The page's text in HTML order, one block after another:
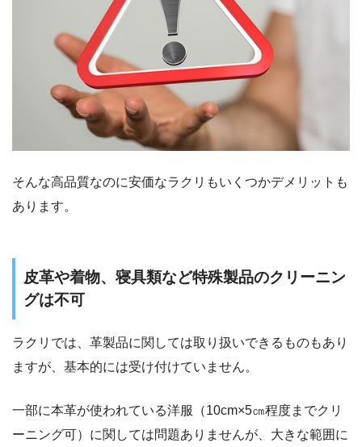
そんな高品質なのに安価なラクリもいくつかデメリットも
あります。
皮革や着物、寝具類など特殊製品のクリーニン
グは不可
ラクリでは、革製品に関しては取り扱いできるものもあり
ますが、基本的には受け付けていません。
一部に本革が使われている洋服（10cm×5㎝程度までクリ
ーニング可）に関しては問題ありませんが、大きな範囲に